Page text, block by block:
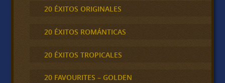
20 ÉXITOS ORIGINALES
20 ÉXITOS ROMÁNTICAS
20 ÉXITOS TROPICALES
20 FAVOURITES – GOLDEN